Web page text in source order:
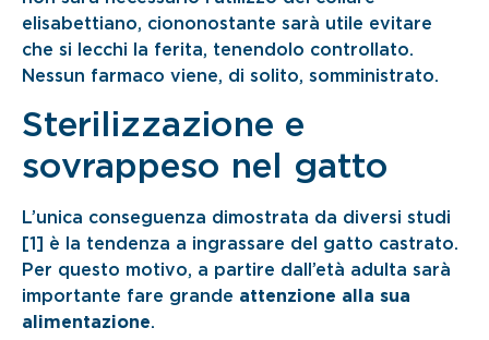
elisabettiano, ciononostante sarà utile evitare
che si lecchi la ferita, tenendolo controllato.
Nessun farmaco viene, di solito, somministrato.
Sterilizzazione e
sovrappeso nel gatto
L’unica conseguenza dimostrata da diversi studi
[1] è la tendenza a ingrassare del gatto castrato.
Per questo motivo, a partire dall’età adulta sarà
importante fare grande attenzione alla sua
alimentazione.